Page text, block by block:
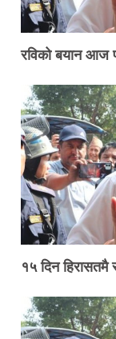
रविको बयान आज
१५ दिन हिरासतमै